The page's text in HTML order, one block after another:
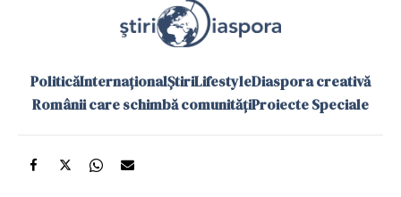
PoliticăInternaționalȘtiriLifestyleDiaspora creativă
Românii care schimbă comunitățiProiecte Speciale